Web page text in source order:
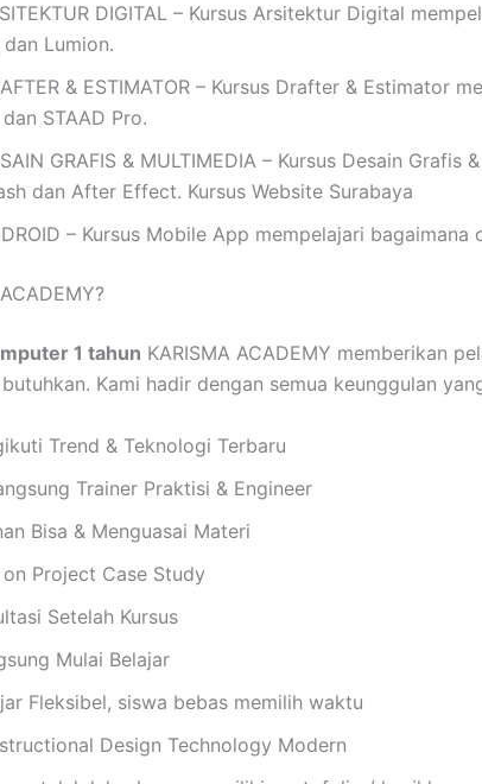
DIGITAL – Kursus Arsitektur Digital
Lumion.
& ESTIMATOR – Kursus Drafter &
STAAD Pro.
GRAFIS & MULTIMEDIA – Kursus Desain
dan After Effect. Kursus Website Surabaya
– Kursus Mobile App mempelajari
1 tahun KARISMA ACADEMY memberikan
Kami hadir dengan semua keunggulan
Trend & Teknologi Terbaru
Trainer Praktisi & Engineer
Bisa & Menguasai Materi
Project Case Study
Setelah Kursus
Mulai Belajar
Fleksibel, siswa bebas memilih waktu
Design Technology Modern